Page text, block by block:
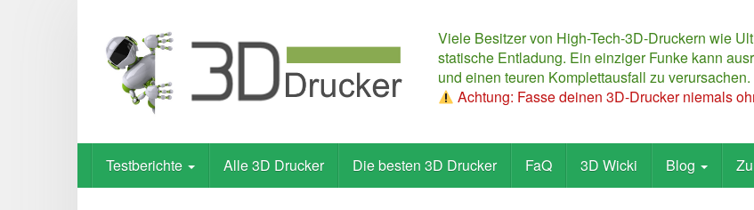
Viele Besitzer von High-Tech-3D-Druckern wie
statische Entladung. Ein einziger Funke kann
und einen teuren Komplettausfall zu verursachen.
Achtung: Fasse deinen 3D-Drucker niemals
Testberichte Alle 3D Drucker Die besten 3D Drucker FaQ 3D Wicki Blog